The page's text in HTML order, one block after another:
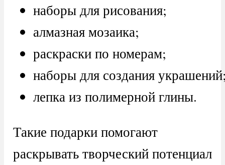
наборы для рисования;
алмазная мозаика;
раскраски по номерам;
наборы для создания
лепка из полимерной глины.
Такие подарки помогают
раскрывать творческий потенциал